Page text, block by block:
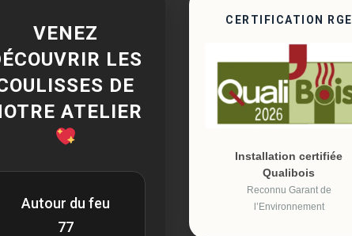
VENEZ
LES
DE
ATELIER
Autour du feu
77
CERTIFICATION RGE
Installation certifiée
Qualibois
Reconnu Garant de
l’Environnement